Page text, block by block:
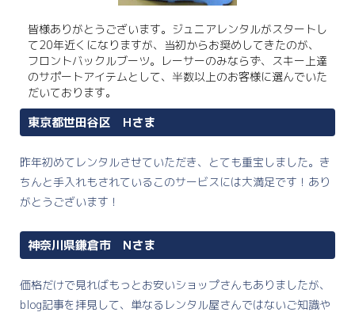
皆様ありがとうございます。ジュニアレンタルがスタートし
て20年近くになりますが、当初からお奨めしてきたのが、
フロントバックルブーツ。レーサーのみならず、スキー上達
のサポートアイテムとして、半数以上のお客様に選んでいた
だいております。
東京都世田谷区 Hさま
昨年初めてレンタルさせていただき、とても重宝しました。き
ちんと手入れもされているこのサービスには大満足です！あり
がとうございます！
神奈川県鎌倉市 Nさま
価格だけで見ればもっとお安いショップさんもありましたが、
blog記事を拝見して、単なるレンタル屋さんではないご知識や